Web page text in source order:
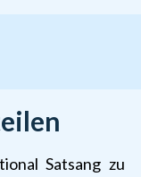
Satsang zu